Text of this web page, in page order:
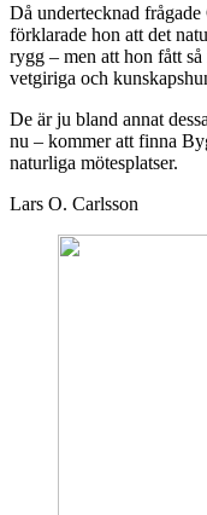
Då undertecknad
förklarade hon att det
rygg – men att hon fått
vetgiriga och
De är ju bland annat
nu – kommer att finna
naturliga mötesplatser.
Lars O. Carlsson